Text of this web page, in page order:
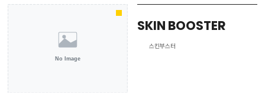
SKIN BOOSTER
스킨부스터